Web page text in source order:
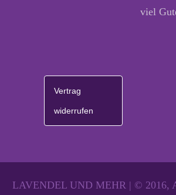
viel
Vertrag
widerrufen
LAVENDEL UND MEHR | © 2016,